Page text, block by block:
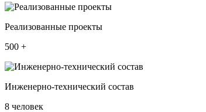
Реализованные проекты
500 +
Инженерно-технический состав
8 человек